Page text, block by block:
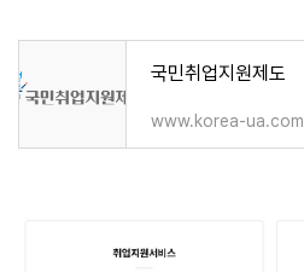
국민취업지원제도
www.korea-ua.com